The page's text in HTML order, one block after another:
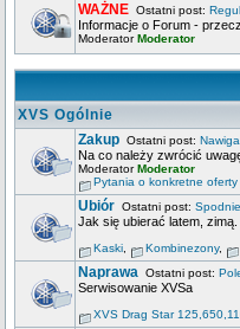
WAŻNE Ostatni post:
Informacje o Forum -
ModeratorModerator
XVS Ogólnie
Zakup Ostatni post:
Na co należy zwrócić
ModeratorModerator
Pytania o konkretne oferty
Ubiór Ostatni post:
Jak się ubierać latem, zimą.
Kaski Kombinezony,
Naprawa Ostatni post:
Serwisowanie XVSa
XVS Drag Star